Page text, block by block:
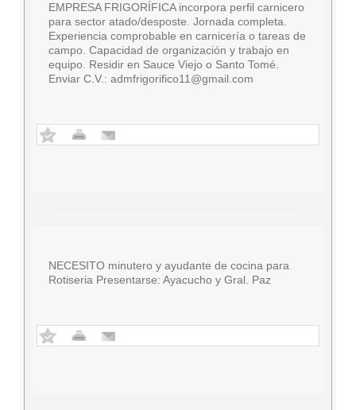
EMPRESA FRIGORÍFICA incorpora perfil carnicero
para sector atado/desposte. Jornada completa.
Experiencia comprobable en carnicería o tareas de
campo. Capacidad de organización y trabajo en
equipo. Residir en Sauce Viejo o Santo Tomé.
Enviar C.V.: admfrigorifico11@gmail.com
NECESITO minutero y ayudante de cocina para
Rotiseria Presentarse: Ayacucho y Gral. Paz